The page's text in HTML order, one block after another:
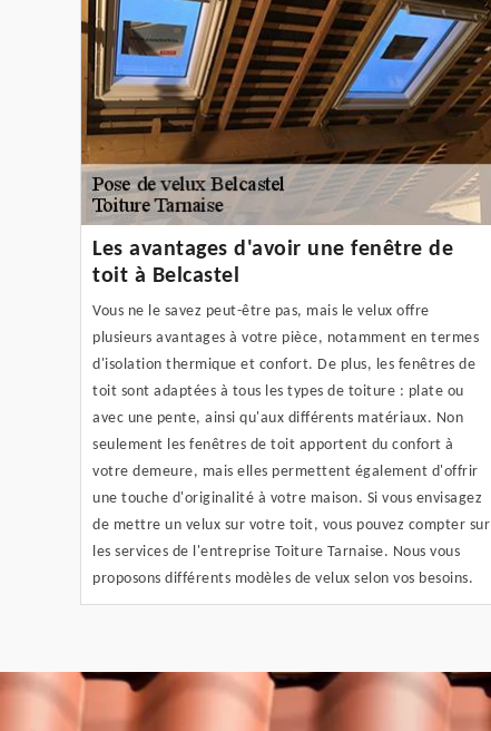
Les avantages d'avoir une fenêtre de
toit à Belcastel
Vous ne le savez peut-être pas, mais le velux offre
plusieurs avantages à votre pièce, notamment en termes
d'isolation thermique et confort. De plus, les fenêtres de
toit sont adaptées à tous les types de toiture : plate ou
avec une pente, ainsi qu'aux différents matériaux. Non
seulement les fenêtres de toit apportent du confort à
votre demeure, mais elles permettent également d'offrir
une touche d'originalité à votre maison. Si vous envisagez
de mettre un velux sur votre toit, vous pouvez compter sur
les services de l'entreprise Toiture Tarnaise. Nous vous
proposons différents modèles de velux selon vos besoins.